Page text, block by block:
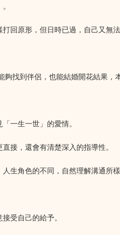
回原形，但日時已過，自己又無
找到伴侶，也能結婚開花結果，
一生一世」的愛情。
接，還會有清楚深入的指導性。
生角色的不同，自然理解溝通所
受自己的給予。